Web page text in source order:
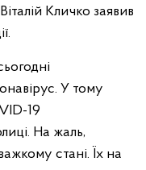
Кличко заявив
У тому
19
На жаль,
стані. Їх на